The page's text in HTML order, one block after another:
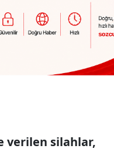
verilen silahlar,